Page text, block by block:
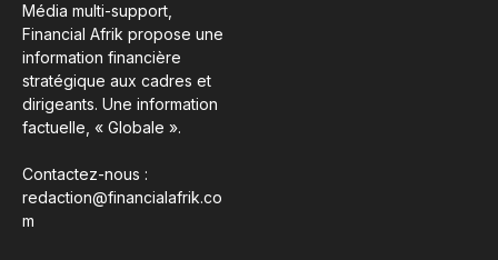
Média multi-support,
Financial Afrik propose une
information financière
stratégique aux cadres et
dirigeants. Une information
factuelle, « Globale ».
Contactez-nous :
redaction@financialafrik.co
m